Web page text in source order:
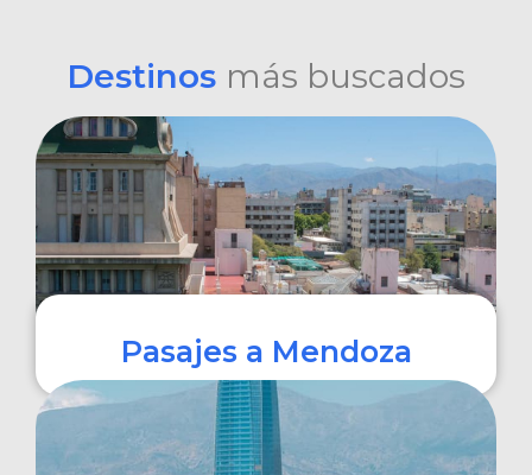
Destinos más buscados
Pasajes a Mendoza
COMPRAR